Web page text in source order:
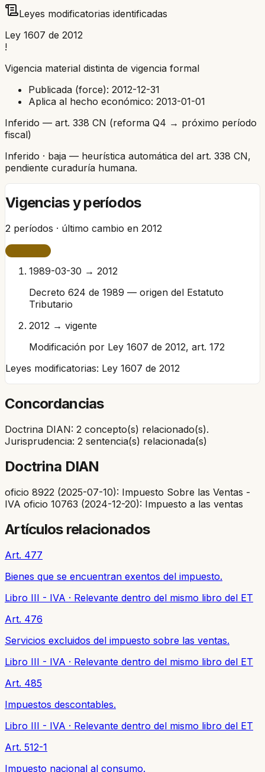
Leyes modificatorias identificadas
Ley 1607 de 2012
!
Vigencia material distinta de vigencia formal
Publicada (force): 2012-12-31
Aplica al hecho económico: 2013-01-01
Inferido — art. 338 CN (reforma Q4 → próximo período
fiscal)
Inferido · baja — heurística automática del art. 338 CN,
pendiente curaduría humana.
Vigencias y períodos
2 períodos · último cambio en 2012
1989-03-30 → 2012
Decreto 624 de 1989 — origen del Estatuto
Tributario
2012 → vigente
Modificación por Ley 1607 de 2012, art. 172
Leyes modificatorias: Ley 1607 de 2012
Concordancias
Doctrina DIAN: 2 concepto(s) relacionado(s).
Jurisprudencia: 2 sentencia(s) relacionada(s)
Doctrina DIAN
oficio 8922 (2025-07-10): Impuesto Sobre las Ventas -
IVA oficio 10763 (2024-12-20): Impuesto a las ventas
Artículos relacionados
Art. 477
Bienes que se encuentran exentos del impuesto.
Libro III - IVA · Relevante dentro del mismo libro del ET
Art. 476
Servicios excluidos del impuesto sobre las ventas.
Libro III - IVA · Relevante dentro del mismo libro del ET
Art. 485
Impuestos descontables.
Libro III - IVA · Relevante dentro del mismo libro del ET
Art. 512-1
Impuesto nacional al consumo.